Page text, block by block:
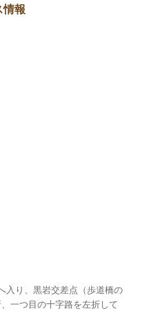
情報
入り、黒岩交差点（歩道橋の
一つ目の十字路を左折して